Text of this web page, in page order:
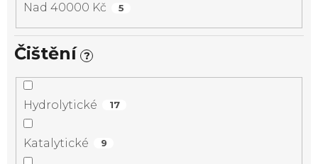
Nad 40000 Kč 5
Čištění ?
Hydrolytické 17
Katalytické 9